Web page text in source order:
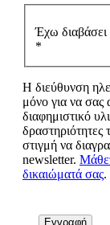
Έχω διαβάσει
*
Η διεύθυνση
μόνο για να σας
διαφημιστικό
δραστηριότητες
στιγμή να
newsletter.
δικαιώματά σας.